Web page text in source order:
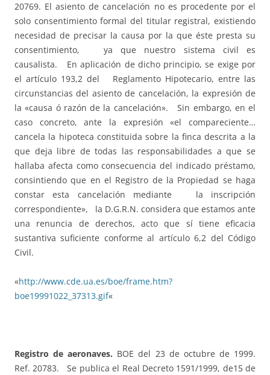
20769. El asiento de cancelación no es procedente por el
solo consentimiento formal del titular registral, existiendo
necesidad de precisar la causa por la que éste presta su
consentimiento, ya que nuestro sistema civil es
causalista. En aplicación de dicho principio, se exige por
el artículo 193,2 del Reglamento Hipotecario, entre las
circunstancias del asiento de cancelación, la expresión de
la «causa ó razón de la cancelación». Sin embargo, en el
caso concreto, ante la expresión «el compareciente…
cancela la hipoteca constituida sobre la finca descrita a la
que deja libre de todas las responsabilidades a que se
hallaba afecta como consecuencia del indicado préstamo,
consintiendo que en el Registro de la Propiedad se haga
constar esta cancelación mediante la inscripción
correspondiente», la D.G.R.N. considera que estamos ante
una renuncia de derechos, acto que sí tiene eficacia
sustantiva suficiente conforme al artículo 6,2 del Código
Civil.
«http://www.cde.ua.es/boe/frame.htm?
boe19991022_37313.gif«
Registro de aeronaves. BOE del 23 de octubre de 1999.
Ref. 20783. Se publica el Real Decreto 1591/1999, de15 de